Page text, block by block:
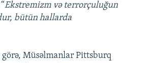
Ekstremizm və terrorçuluğun
bütün hallarda
Müsəlmanlar Pittsburq